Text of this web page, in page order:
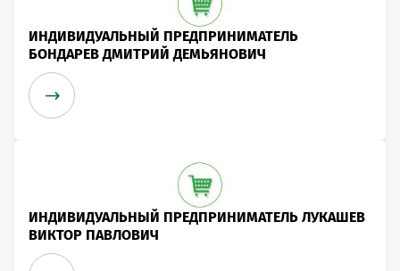
ИНДИВИДУАЛЬНЫЙ ПРЕДПРИНИМАТЕЛЬ
БОНДАРЕВ ДМИТРИЙ ДЕМЬЯНОВИЧ
ИНДИВИДУАЛЬНЫЙ ПРЕДПРИНИМАТЕЛЬ ЛУКАШЕВ
ВИКТОР ПАВЛОВИЧ